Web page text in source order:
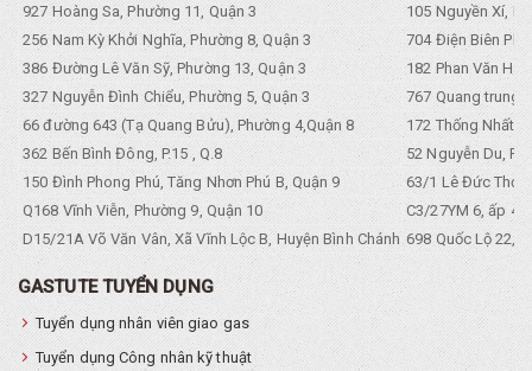
927 Hoàng Sa, Phường 11, Quận 3
105 Nguyền Xí,
256 Nam Kỳ Khởi Nghĩa, Phường 8, Quận 3
704 Điện Biên
386 Đường Lê Văn Sỹ, Phường 13, Quận 3
182 Phan Văn
327 Nguyễn Đình Chiểu, Phường 5, Quận 3
767 Quang trung,
66 đường 643 (Tạ Quang Bửu), Phường 4,Quận 8
172 Thống Nhất.
362 Bến Bình Đông, P.15 , Q.8
52 Nguyễn Du,
150 Đình Phong Phú, Tăng Nhơn Phú B, Quận 9
63/1 Lê Đức Thọ,
Q168 Vĩnh Viễn, Phường 9, Quận 10
C3/27YM 6, ấp 4,
D15/21A Võ Văn Vân, Xã Vĩnh Lộc B, Huyện Bình Chánh 698 Quốc Lộ 22,
GASTUTE TUYỂN DỤNG
Tuyển dụng nhân viên giao gas
Tuyển dụng Công nhân kỹ thuật